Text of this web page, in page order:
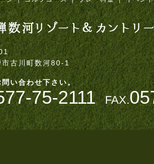
市古川町数河80-1
い合わせ下さい。
75-2111 FAX.